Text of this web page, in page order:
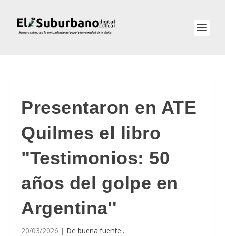
Presentaron en ATE
Quilmes el libro
"Testimonios: 50
años del golpe en
Argentina"
20/03/2026 | De buena fuente...